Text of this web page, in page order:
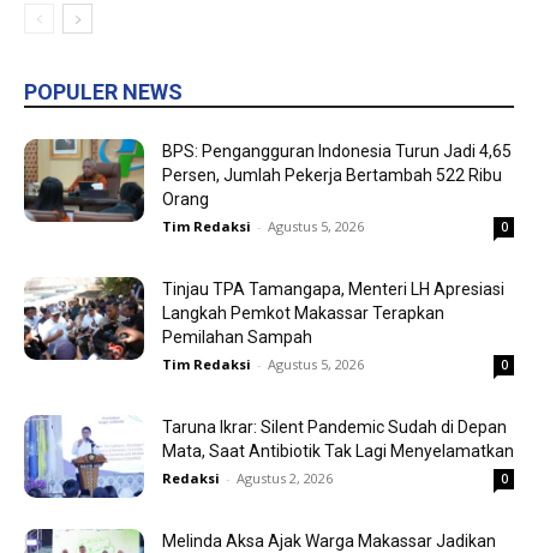
POPULER NEWS
BPS: Pengangguran Indonesia Turun Jadi 4,65
Persen, Jumlah Pekerja Bertambah 522 Ribu
Orang
Tim Redaksi - Agustus 5, 2026 0
Tinjau TPA Tamangapa, Menteri LH Apresiasi
Langkah Pemkot Makassar Terapkan
Pemilahan Sampah
Tim Redaksi - Agustus 5, 2026 0
Taruna Ikrar: Silent Pandemic Sudah di Depan
Mata, Saat Antibiotik Tak Lagi Menyelamatkan
Redaksi - Agustus 2, 2026 0
Melinda Aksa Ajak Warga Makassar Jadikan